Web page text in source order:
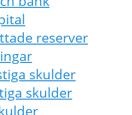
reserver
skulder
skulder